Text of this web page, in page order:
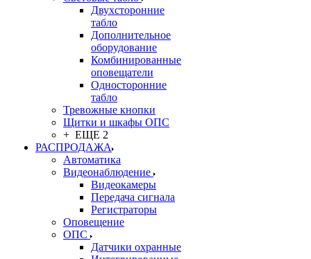
Двухсторонние
табло
Дополнительное
оборудование
Комбинированные
оповещатели
Односторонние
табло
Тревожные кнопки
Щитки и шкафы ОПС
+ ЕЩЕ 2
РАСПРОДАЖА
Автоматика
Видеонаблюдение
Видеокамеры
Передача сигнала
Регистраторы
Оповещение
ОПС
Датчики охранные